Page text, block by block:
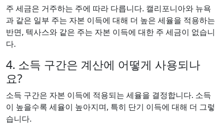
주 세금은 거주하는 주에 따라 다릅니다. 캘리포니아와 뉴욕
과 같은 일부 주는 자본 이득에 대해 더 높은 세율을 적용하는
반면, 텍사스와 같은 주는 자본 이득에 대한 주 세금이 없습니
다.
4. 소득 구간은 계산에 어떻게 사용되나
요?
소득 구간은 자본 이득에 적용되는 세율을 결정합니다. 소득
이 높을수록 세율이 높아지며, 특히 단기 이득에 대해 더 그렇
습니다.